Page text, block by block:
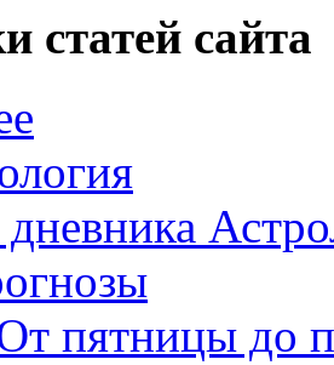
статей сайта
пятницы до